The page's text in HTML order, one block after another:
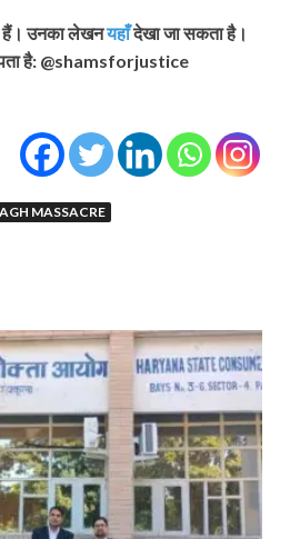
हैं। उनका लेखनयहाँदेखा जा सकता है।
है: @shamsforjustice
MASSACRE